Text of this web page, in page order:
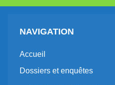
NAVIGATION
Accueil
Dossiers et enquêtes